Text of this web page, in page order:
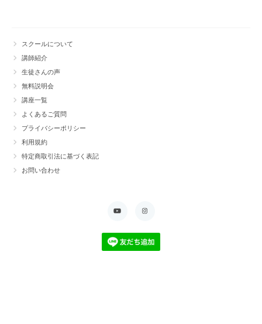
スクールについて
講師紹介
生徒さんの声
無料説明会
講座一覧
よくあるご質問
プライバシーポリシー
利用規約
特定商取引法に基づく表記
お問い合わせ